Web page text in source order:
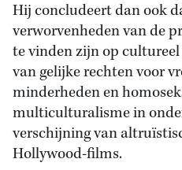
Hij concludeert dan ook
verworvenheden van de
te vinden zijn op
van gelijke rechten voor
minderheden en
multiculturalisme in
verschijning van
Hollywood-films.